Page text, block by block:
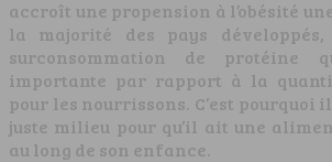
accroît une propension à l’obésité
la majorité des pays
surconsommation de protéine
importante par rapport à la
pour les nourrissons. C’est
juste milieu pour qu’il ait une
au long de son enfance.